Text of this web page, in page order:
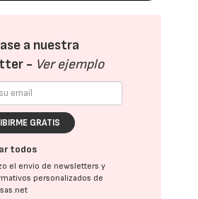
a nuestra
- Ver ejemplo
GRATIS
todos
el envío de newsletters y
personalizados de